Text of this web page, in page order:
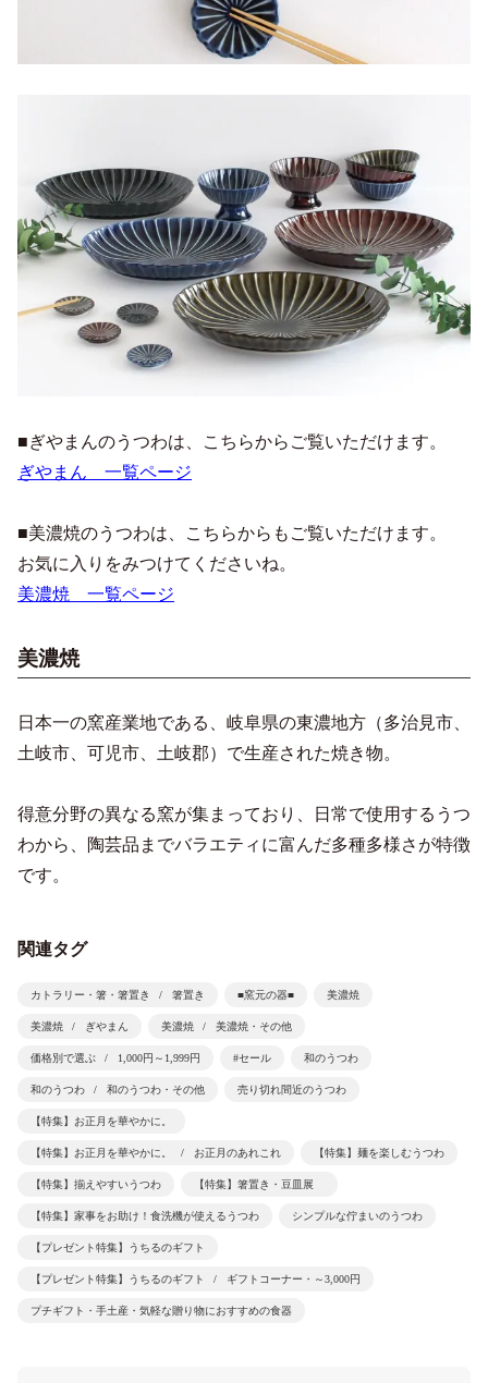
■ぎやまんのうつわは、こちらからご覧いただけます。
ぎやまん 一覧ページ
■美濃焼のうつわは、こちらからもご覧いただけます。
お気に入りをみつけてくださいね。
美濃焼 一覧ページ
美濃焼
日本一の窯産業地である、岐阜県の東濃地方（多治見市、
土岐市、可児市、土岐郡）で生産された焼き物。
得意分野の異なる窯が集まっており、日常で使用するうつ
わから、陶芸品までバラエティに富んだ多種多様さが特徴
です。
関連タグ
カトラリー・箸・箸置き 箸置き ■窯元の器■ 美濃焼
美濃焼 ぎやまん 美濃焼 美濃焼・その他
価格別で選ぶ 1,000円～1,999円 #セール 和のうつわ
和のうつわ 和のうつわ・その他 売り切れ間近のうつわ
【特集】お正月を華やかに。
【特集】お正月を華やかに。 お正月のあれこれ 【特集】麺を楽しむうつわ
【特集】揃えやすいうつわ 【特集】箸置き・豆皿展
【特集】家事をお助け！食洗機が使えるうつわ シンプルな佇まいのうつわ
【プレゼント特集】うちるのギフト
【プレゼント特集】うちるのギフト ギフトコーナー・～3,000円
プチギフト・手土産・気軽な贈り物におすすめの食器